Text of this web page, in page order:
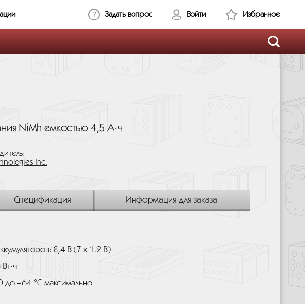
Задать вопрос Войти Избранное
NiMh емкостью 4,5 A·ч
Inc.
Спецификация Информация для заказа
8,4 В (7 x 1,2 В)
до +64 °C максимально